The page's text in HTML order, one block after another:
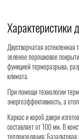
Характеристики
Двустворчатая
зеленое порошковое
функцией терморазрыва,
климата.
При помощи технологии
энергоэффективность, а
Каркас и короб двери
составляет от 100 мм. В
теплоизоляция: